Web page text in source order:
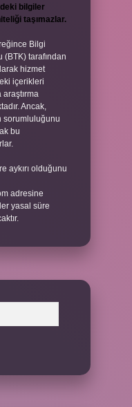
bilgiler
taşımazlar.
Bilgi
tarafından
hizmet
içerikleri
Ancak,
sorumluluğunu
bu
aykırı olduğunu
adresine
yasal süre